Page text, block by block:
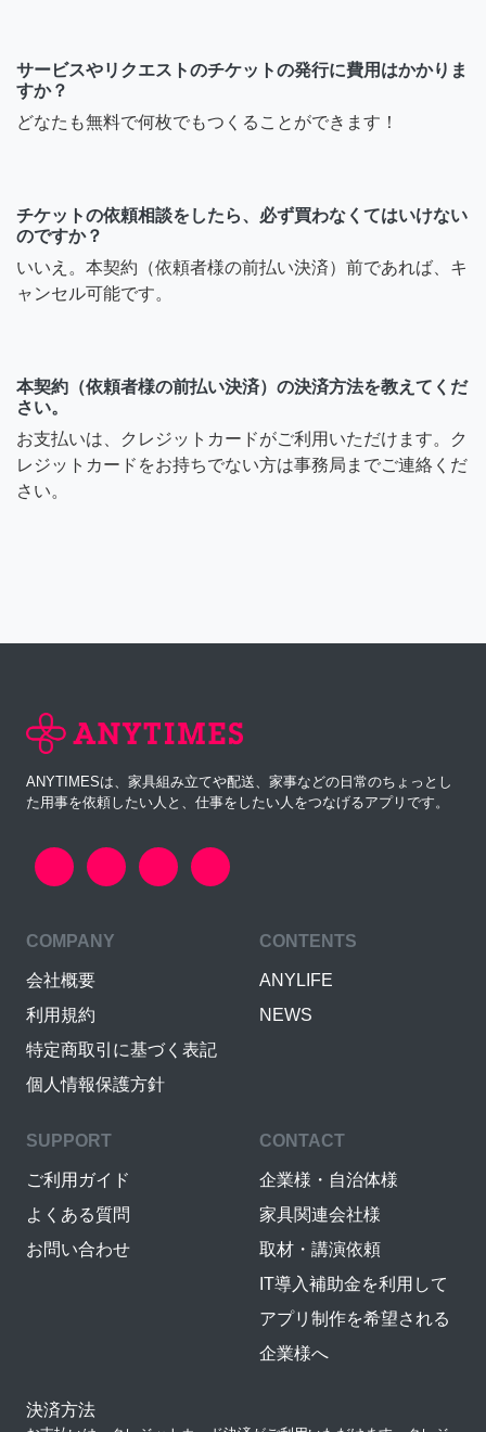
サービスやリクエストのチケットの発行に費用はかかりま
すか？
どなたも無料で何枚でもつくることができます！
チケットの依頼相談をしたら、必ず買わなくてはいけない
のですか？
いいえ。本契約（依頼者様の前払い決済）前であれば、キ
ャンセル可能です。
本契約（依頼者様の前払い決済）の決済方法を教えてくだ
さい。
お支払いは、クレジットカードがご利用いただけます。ク
レジットカードをお持ちでない方は事務局までご連絡くだ
さい。
ANYTIMESは、家具組み立てや配送、家事などの日常のちょっとし
た用事を依頼したい人と、仕事をしたい人をつなげるアプリです。
COMPANY
会社概要
利用規約
特定商取引に基づく表記
個人情報保護方針
CONTENTS
ANYLIFE
NEWS
SUPPORT
ご利用ガイド
よくある質問
お問い合わせ
CONTACT
企業様・自治体様
家具関連会社様
取材・講演依頼
IT導入補助金を利用して
アプリ制作を希望される
企業様へ
決済方法